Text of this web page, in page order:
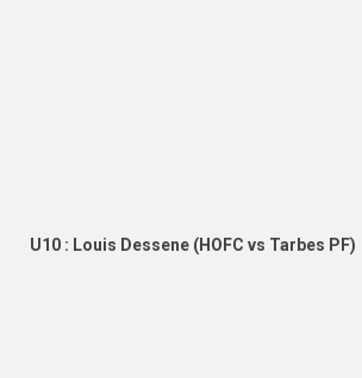
U10 : Louis Dessene (HOFC vs Tarbes PF)